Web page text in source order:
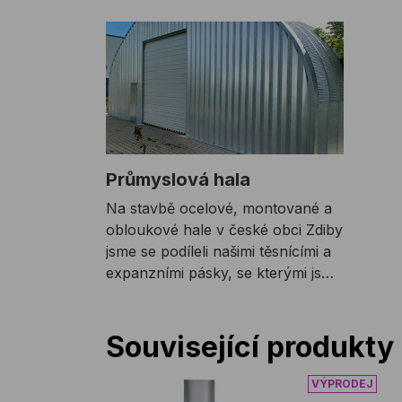
Průmyslová hala
Na stavbě ocelové, montované a
obloukové hale v české obci Zdiby
jsme se podíleli našimi těsnícími a
expanzními pásky, se kterými jsme
hala co nejlépe zaizolována vůči
povětrnostním vlivům.
Související produkty
Hybridní tmel OTTOSEAL M360 580 ml
Expanzní